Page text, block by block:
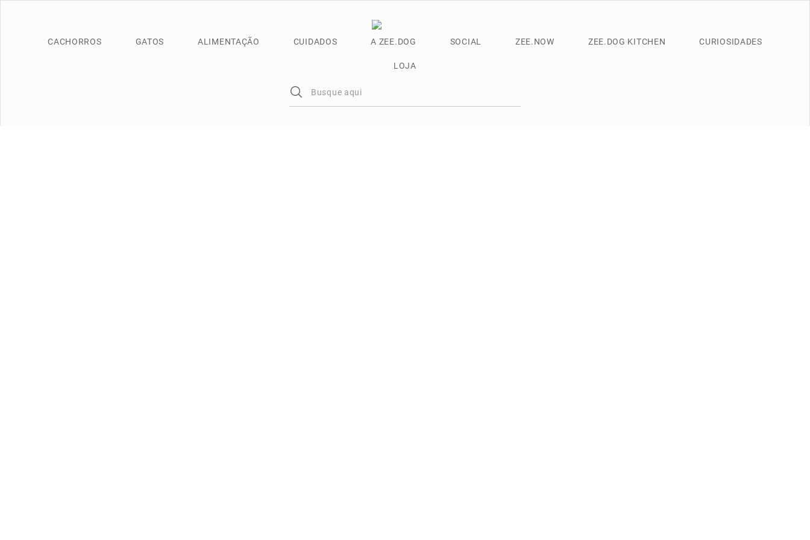
CACHORROS GATOS ALIMENTAÇÃO CUIDADOS A ZEE.DOG SOCIAL ZEE.NOW ZEE.DOG KITCHEN CURIOSIDADES
LOJA